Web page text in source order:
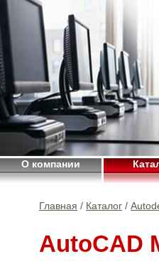
О компании
Главная / Каталог /
AutoCAD